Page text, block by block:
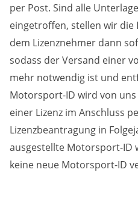
per Post. Sind alle
eingetroffen, stellen wir die
dem Lizenznehmer dann
sodass der Versand einer
mehr notwendig ist und
Motorsport-ID wird von
einer Lizenz im Anschluss
Lizenzbeantragung in
ausgestellte Motorsport-ID
keine neue Motorsport-ID